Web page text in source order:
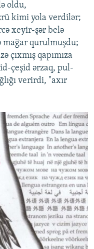
oldu,
kimi yola verdilər;
xeyir-şər belə
mağar qurulmuşdu;
çıxmış qapımıza
çeşid ərzaq, pul-
verirdi, "axır